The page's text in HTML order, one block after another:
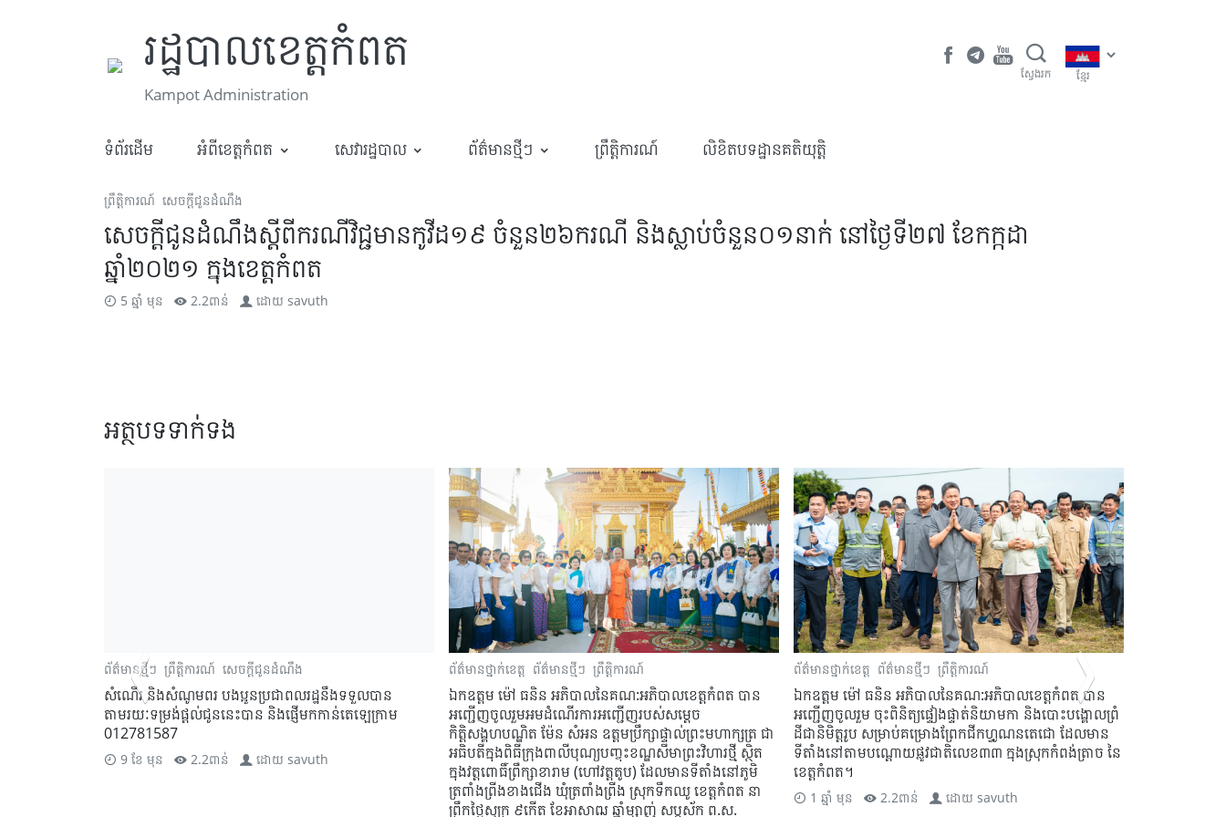
រដ្ឋបាលខេត្តកំពត
Kampot Administration
ស្វែងរក ខ្មែរ
ទំព័រដើម អំពីខេត្តកំពត សេវារដ្ឋបាល ព័ត៌មានថ្មីៗ ព្រឹត្តិការណ៍ លិខិតបទដ្ឋានគតិយុត្តិ
ព្រឹត្តិការណ៍ សេចក្តីជូនដំណឹង
សេចក្តីជូនដំណឹងស្តីពីករណីវិជ្ជមានកូវីដ១៩ ចំនួន២៦ករណី និងស្លាប់ចំនួន០១នាក់ នៅថ្ងៃទី២៧ ខែកក្កដា
ឆ្នាំ២០២១ ក្នុងខេត្តកំពត
5 ឆ្នាំ មុន 2.2ពាន់ ដោយ savuth
អត្ថបទទាក់ទង
ព័ត៌មានថ្មីៗ ព្រឹត្តិការណ៍ សេចក្តីជូនដំណឹង
សំណើរ និងសំណូមពរ បងប្អូនប្រជាពលរដ្ឋនឹងទទួលបាន
តាមរយៈទម្រង់ផ្តល់ជូននេះបាន និងផ្ញើមកកាន់តេឡេក្រាម
012781587
9 ខែ មុន 2.2ពាន់ ដោយ savuth
ព័ត៌មានថ្នាក់ខេត្ត ព័ត៌មានថ្មីៗ ព្រឹត្តិការណ៍
ឯកឧត្តម​ ម៉ៅ​ ធនិន​ អភិបាលនៃគណ​:អភិបាលខេត្តកំពត​ បាន
អញ្ជេីញចូលរួមអមដំណេីរការអញ្ជេីញរបស់សម្តេច
កិត្តិសង្គហបណ្ឌិត ម៉ែន សំអន ឧត្តមប្រឹក្សាផ្ទាល់ព្រះមហាក្សត្រ ជា
អធិបតីក្នុងពិធីក្រុងពាលី​បុណ្យបញ្ចុះខណ្ឌសីមាព្រះវិហារថ្មី ស្ថិត
ក្នុងវត្តពោធិ៍ព្រឹក្សាខារាម (ហៅវត្តតូប) ដែលមានទីតាំងនៅភូមិ
ត្រពាំងព្រីងខាងជើង ឃុំត្រពាំងព្រីង ស្រុកទឹកឈូ ខេត្តកំពត នា
ព្រឹកថ្ងៃសុក្រ ៩កើត ខែអាសាឍ ឆ្នាំម្សាញ់ សប្តស័ក ព.ស.
ព័ត៌មានថ្នាក់ខេត្ត ព័ត៌មានថ្មីៗ ព្រឹត្តិការណ៍
ឯកឧត្តម​ ម៉ៅ​ ធនិន​ អភិបាល​នៃគណ:អភិបាលខេត្តកំពត​ បាន
អញ្ជេីញចូលរួម​ ចុះពិនិត្យផ្ទៀងផ្ទាត់និយាមកា និងបោះបង្គោលព្រំ
ដីជានិមិត្តរូប សម្រាប់គម្រោងព្រែកជីកហ្វូណនតេជោ​ ដែលមាន
ទីតាំងនៅតាមបណ្តោយផ្លូវជាតិលេខ៣៣ ក្នុងស្រុកកំពង់ត្រាច នៃ
ខេត្តកំពត។
1 ឆ្នាំ មុន 2.2ពាន់ ដោយ savuth